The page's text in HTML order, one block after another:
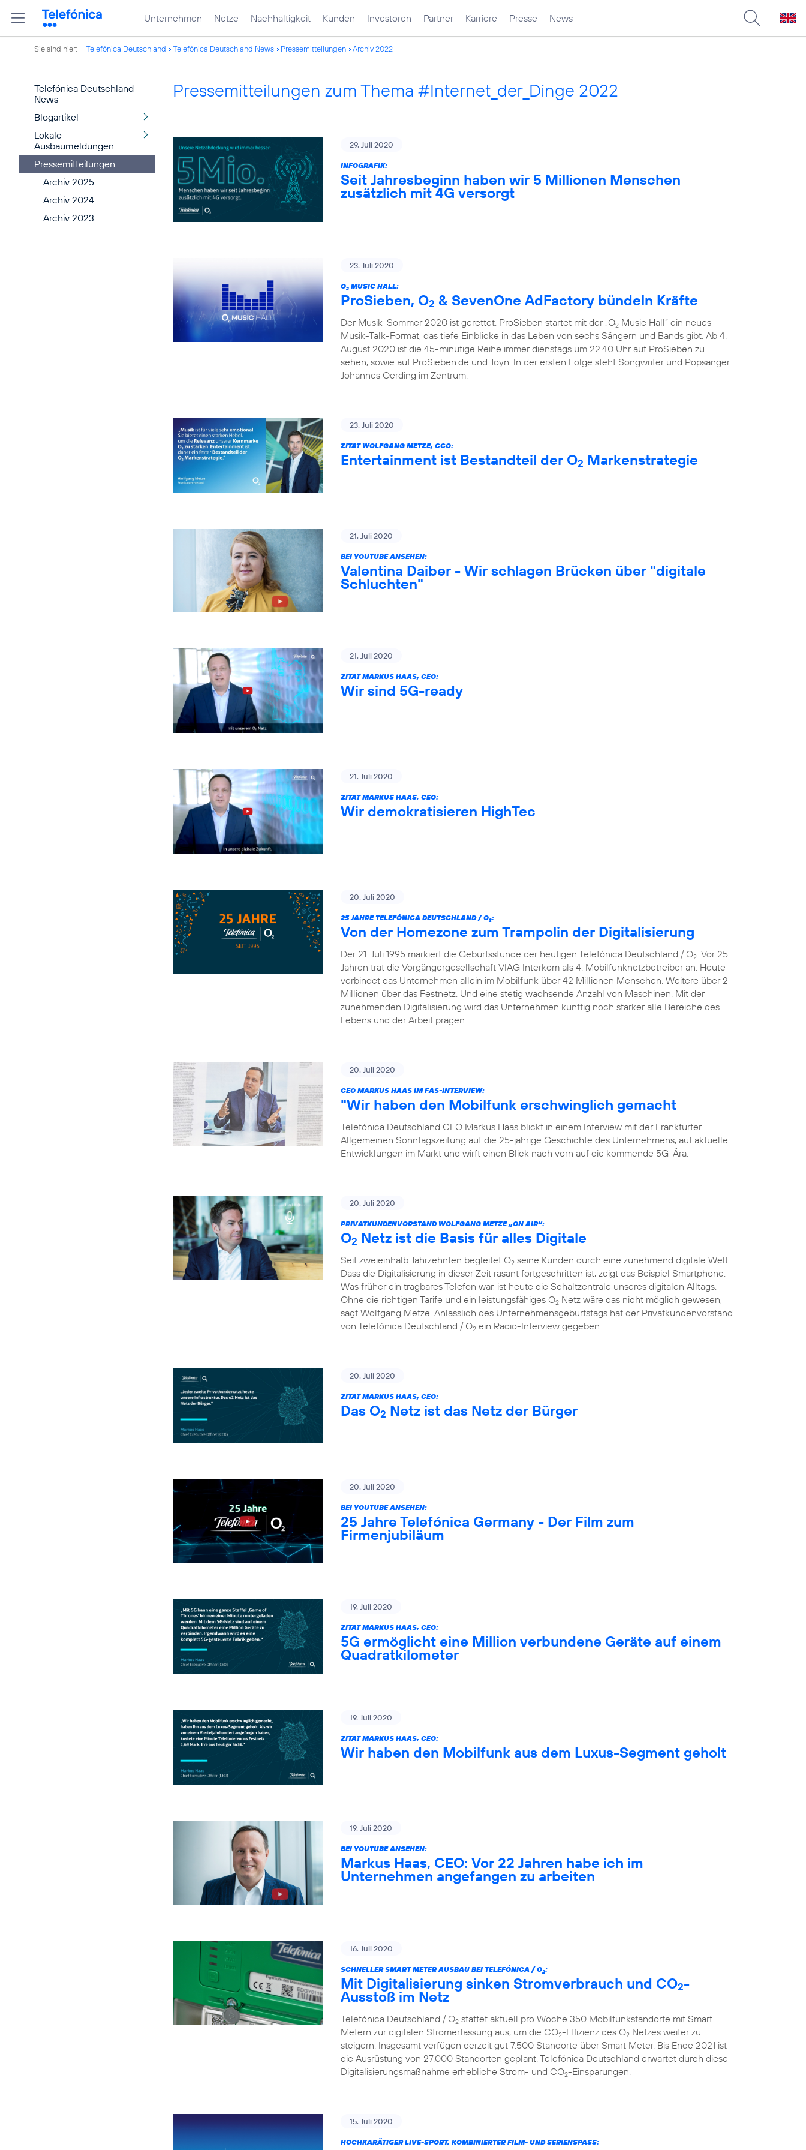
Unternehmen Netze Nachhaltigkeit Kunden Investoren Partner Karriere Presse News
Sie sind hier: Telefónica Deutschland Telefónica Deutschland News Pressemitteilungen Archiv 2022
Telefónica Deutschland
News
Blogartikel
Lokale
Ausbaumeldungen
Pressemitteilungen
Archiv 2025
Archiv 2024
Archiv 2023
Pressemitteilungen zum Thema #Internet_der_Dinge 2022
29. Juli 2020
INFOGRAFIK:
Seit Jahresbeginn haben wir 5 Millionen Menschen
zusätzlich mit 4G versorgt
23. Juli 2020
O2 MUSIC HALL:
ProSieben, O2 & SevenOne AdFactory bündeln Kräfte
Der Musik-Sommer 2020 ist gerettet. ProSieben startet mit der „O2 Music Hall“ ein neues
Musik-Talk-Format, das tiefe Einblicke in das Leben von sechs Sängern und Bands gibt. Ab 4.
August 2020 ist die 45-minütige Reihe immer dienstags um 22.40 Uhr auf ProSieben zu
sehen, sowie auf ProSieben.de und Joyn. In der ersten Folge steht Songwriter und Popsänger
Johannes Oerding im Zentrum.
23. Juli 2020
ZITAT WOLFGANG METZE, CCO:
Entertainment ist Bestandteil der O2 Markenstrategie
21. Juli 2020
BEI YOUTUBE ANSEHEN:
Valentina Daiber - Wir schlagen Brücken über "digitale
Schluchten"
21. Juli 2020
ZITAT MARKUS HAAS, CEO:
Wir sind 5G-ready
21. Juli 2020
ZITAT MARKUS HAAS, CEO:
Wir demokratisieren HighTec
20. Juli 2020
25 JAHRE TELEFÓNICA DEUTSCHLAND / O2:
Von der Homezone zum Trampolin der Digitalisierung
Der 21. Juli 1995 markiert die Geburtsstunde der heutigen Telefónica Deutschland / O2 . Vor 25
Jahren trat die Vorgängergesellschaft VIAG Interkom als 4. Mobilfunknetzbetreiber an. Heute
verbindet das Unternehmen allein im Mobilfunk über 42 Millionen Menschen. Weitere über 2
Millionen über das Festnetz. Und eine stetig wachsende Anzahl von Maschinen. Mit der
zunehmenden Digitalisierung wird das Unternehmen künftig noch stärker alle Bereiche des
Lebens und der Arbeit prägen.
20. Juli 2020
CEO MARKUS HAAS IM FAS-INTERVIEW:
"Wir haben den Mobilfunk erschwinglich gemacht
Telefónica Deutschland CEO Markus Haas blickt in einem Interview mit der Frankfurter
Allgemeinen Sonntagszeitung auf die 25-jährige Geschichte des Unternehmens, auf aktuelle
Entwicklungen im Markt und wirft einen Blick nach vorn auf die kommende 5G-Ära.
20. Juli 2020
PRIVATKUNDENVORSTAND WOLFGANG METZE „ON AIR“:
O2 Netz ist die Basis für alles Digitale
Seit zweieinhalb Jahrzehnten begleitet O2 seine Kunden durch eine zunehmend digitale Welt.
Dass die Digitalisierung in dieser Zeit rasant fortgeschritten ist, zeigt das Beispiel Smartphone:
Was früher ein tragbares Telefon war, ist heute die Schaltzentrale unseres digitalen Alltags.
Ohne die richtigen Tarife und ein leistungsfähiges O2 Netz wäre das nicht möglich gewesen,
sagt Wolfgang Metze. Anlässlich des Unternehmensgeburtstags hat der Privatkundenvorstand
von Telefónica Deutschland / O2 ein Radio-Interview gegeben.
20. Juli 2020
ZITAT MARKUS HAAS, CEO:
Das O2 Netz ist das Netz der Bürger
20. Juli 2020
BEI YOUTUBE ANSEHEN:
25 Jahre Telefónica Germany - Der Film zum
Firmenjubiläum
19. Juli 2020
ZITAT MARKUS HAAS, CEO:
5G ermöglicht eine Million verbundene Geräte auf einem
Quadratkilometer
19. Juli 2020
ZITAT MARKUS HAAS, CEO:
Wir haben den Mobilfunk aus dem Luxus-Segment geholt
19. Juli 2020
BEI YOUTUBE ANSEHEN:
Markus Haas, CEO: Vor 22 Jahren habe ich im
Unternehmen angefangen zu arbeiten
16. Juli 2020
SCHNELLER SMART METER AUSBAU BEI TELEFÓNICA / O2:
Mit Digitalisierung sinken Stromverbrauch und CO2-
Ausstoß im Netz
Telefónica Deutschland / O2 stattet aktuell pro Woche 350 Mobilfunkstandorte mit Smart
Metern zur digitalen Stromerfassung aus, um die CO2-Effizienz des O2 Netzes weiter zu
steigern. Insgesamt verfügen derzeit gut 7.500 Standorte über Smart Meter. Bis Ende 2021 ist
die Ausrüstung von 27.000 Standorten geplant. Telefónica Deutschland erwartet durch diese
Digitalisierungsmaßnahme erhebliche Strom- und CO2-Einsparungen.
15. Juli 2020
HOCHKARÄTIGER LIVE-SPORT, KOMBINIERTER FILM- UND SERIENSPASS: